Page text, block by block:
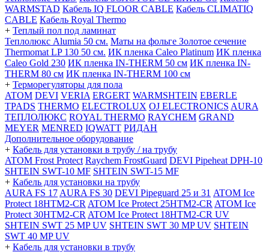
WARMSTAD Кабель IQ FLOOR CABLE Кабель CLIMATIQ
CABLE Кабель Royal Thermo
+ Теплый пол под ламинат
Теплолюкс Alumia 50 см. Маты на фольге Золотое сечение
Thermomat LP 130 50 cм. ИК пленка Caleo Platinum ИК пленка
Caleo Gold 230 ИК пленка IN-THERM 50 см ИК пленка IN-
THERM 80 см ИК пленка IN-THERM 100 см
+ Терморегуляторы для пола
ATOM DEVI VERIA ERGERT WARMSHTEIN EBERLE
TPADS THERMO ELECTROLUX OJ ELECTRONICS AURA
ТЕПЛОЛЮКС ROYAL THERMO RAYCHEM GRAND
MEYER MENRED IQWATT РИДАН
Дополнительное оборудование
+ Кабель для установки в трубу / на трубу
ATOM Frost Protect Raychem FrostGuard DEVI Pipeheat DPH-10
SHTEIN SWT-10 MF SHTEIN SWT-15 MF
+ Кабель для установки на трубу
AURA FS 17 AURA FS 30 DEVI Pipeguard 25 и 31 ATOM Ice
Protect 18HTM2-CR ATOM Ice Protect 25HTM2-CR ATOM Ice
Protect 30HTM2-CR ATOM Ice Protect 18HTM2-CR UV
SHTEIN SWT 25 MP UV SHTEIN SWT 30 MP UV SHTEIN
SWT 40 MP UV
+ Кабель для установки в трубу